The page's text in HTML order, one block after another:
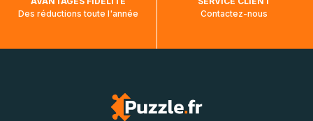
Des réductions toute l'année
Contactez-nous